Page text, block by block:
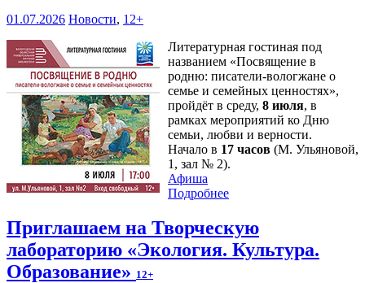
01.07.2026 Новости, 12+
Литературная гостиная под
названием «Посвящение в
родню: писатели-вологжане о
семье и семейных ценностях»,
пройдёт в среду, 8 июля, в
рамках мероприятий ко Дню
семьи, любви и верности.
Начало в 17 часов (М. Ульяновой,
1, зал № 2).
Афиша
Подробнее
Приглашаем на Творческую
лабораторию «Экология. Культура.
Образование» 12+